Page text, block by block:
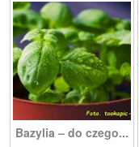
Bazylia – do czego...